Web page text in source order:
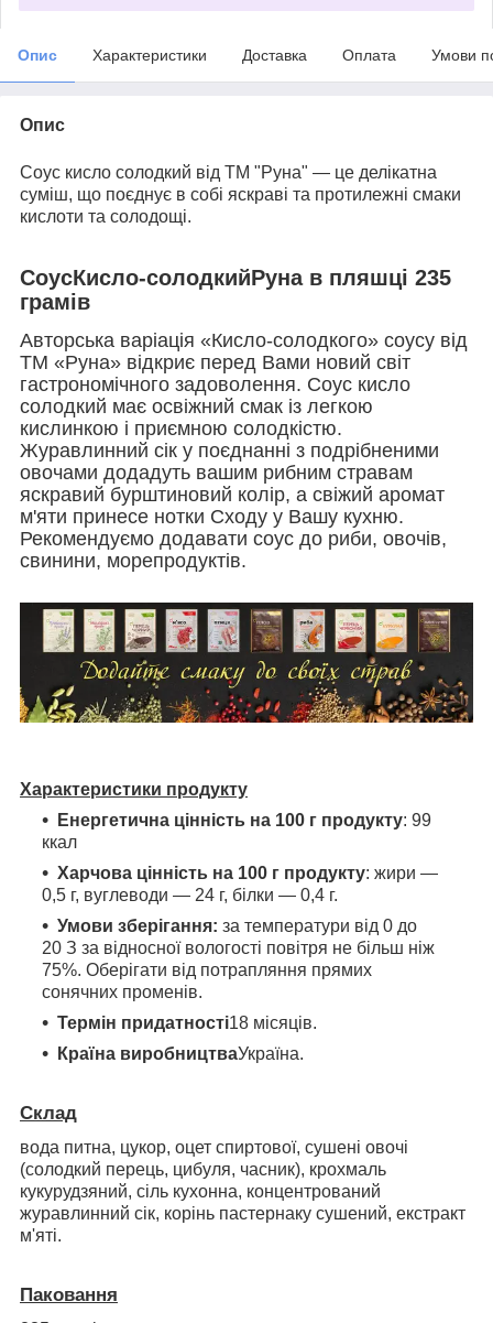
Опис Характеристики Доставка Оплата Умови
Опис
Соус кисло солодкий від ТМ "Руна" — це делікатна
суміш, що поєднує в собі яскраві та протилежні смаки
кислоти та солодощі.
СоусКисло-солодкийРуна в пляшці 235
грамів
Авторська варіація «Кисло-солодкого» соусу від
ТМ «Руна» відкриє перед Вами новий світ
гастрономічного задоволення. Соус кисло
солодкий має освіжний смак із легкою
кислинкою і приємною солодкістю.
Журавлинний сік у поєднанні з подрібненими
овочами додадуть вашим рибним стравам
яскравий бурштиновий колір, а свіжий аромат
м'яти принесе нотки Сходу у Вашу кухню.
Рекомендуємо додавати соус до риби, овочів,
свинини, морепродуктів.
Характеристики продукту
Енергетична цінність на 100 г продукту: 99
ккал
Харчова цінність на 100 г продукту: жири —
0,5 г, вуглеводи — 24 г, білки — 0,4 г.
Умови зберігання: за температури від 0 до
20 З за відносної вологості повітря не більш ніж
75%. Оберігати від потрапляння прямих
сонячних променів.
Термін придатності18 місяців.
Країна виробництваУкраїна.
Склад
вода питна, цукор, оцет спиртової, сушені овочі
(солодкий перець, цибуля, часник), крохмаль
кукурудзяний, сіль кухонна, концентрований
журавлинний сік, корінь пастернаку сушений, екстракт
м'яті.
Паковання